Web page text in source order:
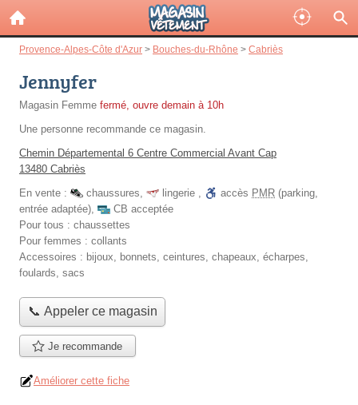
Provence-Alpes-Côte d'Azur > Bouches-du-Rhône > Cabriès
Jennyfer
Magasin Femme fermé, ouvre demain à 10h
Une personne recommande ce magasin.
Chemin Départemental 6 Centre Commercial Avant Cap
13480 Cabriès
En vente :
chaussures, lingerie , accès PMR (parking,
entrée adaptée),
CB acceptée
Pour tous : chaussettes
Pour femmes : collants
Accessoires : bijoux, bonnets, ceintures, chapeaux, écharpes,
foulards, sacs
📞 Appeler ce magasin
Je recommande
Améliorer cette fiche